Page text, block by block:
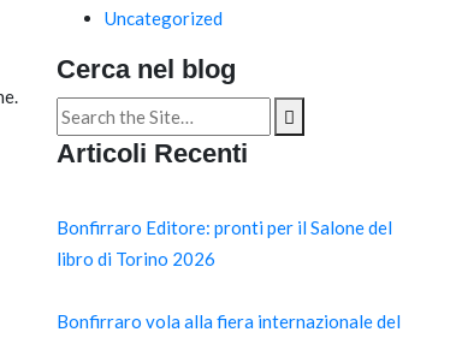
Uncategorized
Cerca nel blog
Search
for:
Articoli Recenti
Bonfirraro Editore: pronti per il Salone del
libro di Torino 2026
Bonfirraro vola alla fiera internazionale del